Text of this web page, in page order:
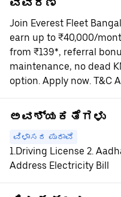
ವಿವರಣೆ
Join Everest Fleet
earn up to ₹40,000/
from ₹139*, referral
maintenance, no dead
option. Apply now. T&C
ಅವಶ್ಯಕತೆಗಳು
ವಿಳಾಸದ ಪುರಾವೆ
1.Driving License 2.
Address Electricity Bill